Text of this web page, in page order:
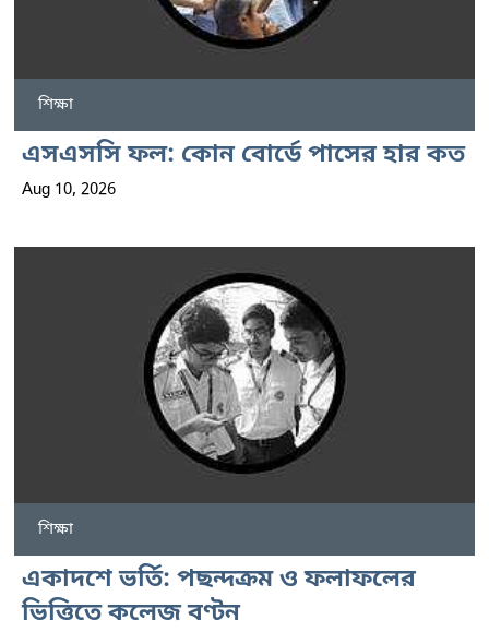
শিক্ষা
এসএসসি ফল: কোন বোর্ডে পাসের হার কত
Aug 10, 2026
শিক্ষা
একাদশে ভর্তি: পছন্দক্রম ও ফলাফলের
ভিত্তিতে কলেজ বণ্টন